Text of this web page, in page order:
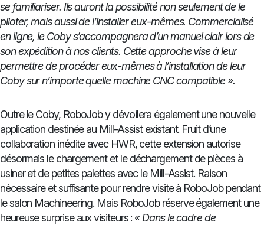
se familiariser. Ils auront la possibilité non seulement de le
piloter, mais aussi de l’installer eux-mêmes. Commercialisé
en ligne, le Coby s’accompagnera d’un manuel clair lors de
son expédition à nos clients. Cette approche vise à leur
permettre de procéder eux-mêmes à l’installation de leur
Coby sur n’importe quelle machine CNC compatible ».
Outre le Coby, RoboJob y dévoilera également une nouvelle
application destinée au Mill-Assist existant. Fruit d’une
collaboration inédite avec HWR, cette extension autorise
désormais le chargement et le déchargement de pièces à
usiner et de petites palettes avec le Mill-Assist. Raison
nécessaire et suffisante pour rendre visite à RoboJob pendant
le salon Machineering. Mais RoboJob réserve également une
heureuse surprise aux visiteurs : « Dans le cadre de